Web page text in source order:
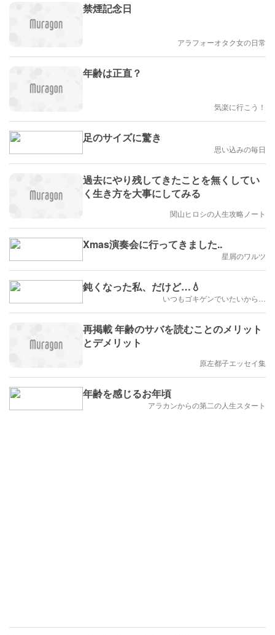
禁煙記念日
アラフォーオタク女の日常
年齢は正直？
気楽に行こう！
足のサイズに驚き
思い込みの毎日
過去にやり残してきたことを無くしてい
く生き方を大事にしてみる
関山ヒロシの人生攻略ノート
Xmas演奏会に行ってきました..
星屑のワルツ
鈍くなった私、だけど…💧
いつもゴキゲンでいたいから…
再掲載 年齢のサバを読むことのメリット
とデメリット
原左都子エッセイ集
年齢を感じるお年頃
アラカンからの第二の人生スタート